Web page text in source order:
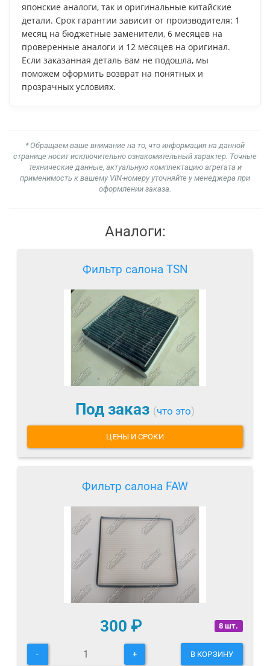
японские аналоги, так и оригинальные китайские
детали. Срок гарантии зависит от производителя: 1
месяц на бюджетные заменители, 6 месяцев на
проверенные аналоги и 12 месяцев на оригинал.
Если заказанная деталь вам не подошла, мы
поможем оформить возврат на понятных и
прозрачных условиях.
* Обращаем ваше внимание на то, что информация на данной
странице носит исключительно ознакомительный характер. Точные
технические данные, актуальную комплектацию агрегата и
применимость к вашему VIN-номеру уточняйте у менеджера при
оформлении заказа.
Аналоги:
Фильтр салона TSN
Под заказ (что это)
ЦЕНЫ И СРОКИ
Фильтр салона FAW
8 шт.
300 ₽
- + В КОРЗИНУ